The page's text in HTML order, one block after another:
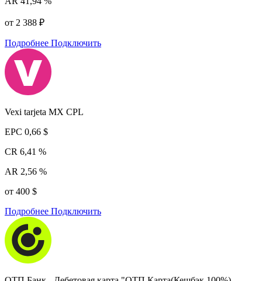
от 2 388 ₽
Подробнее Подключить
Vexi tarjeta MX CPL
EPC 0,66 $
CR 6,41 %
AR 2,56 %
от 400 $
Подробнее Подключить